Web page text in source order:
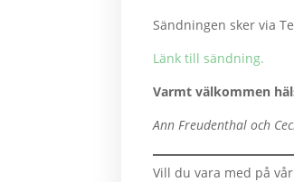
Sändningen sker via
Länk till sändning.
Varmt välkommen
Ann Freudenthal och
Vill du vara med på